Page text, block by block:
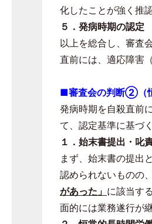
化したことが強く推
５．発病時期の認定
以上を総合し、審査
直前には、適応障害（
■審査会の判断②（
発病時期を自殺直前
て、認定基準に基づ
１．始末書提出・叱
まず、始末書の提出
認められないものの
があった」 に該当す
面的には業務遂行が